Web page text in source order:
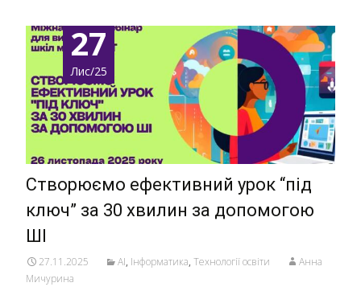
27
Лис/25
Створюємо ефективний урок “під
ключ” за 30 хвилин за допомогою
ШІ
27.11.2025 AI, Інформатика, Технології освіти
Анна
Мичурина